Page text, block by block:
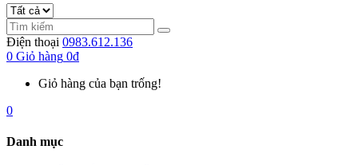
Điện thoại 0983.612.136
0 Giỏ hàng 0đ
Giỏ hàng của bạn trống!
0
Danh mục